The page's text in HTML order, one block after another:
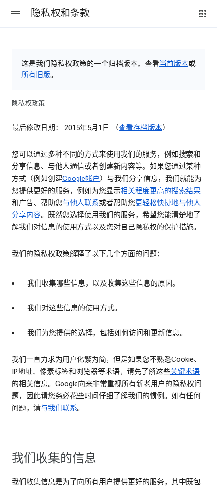
隐私权和条款
这是我们隐私权政策的一个归档版本。查看当前版本或
所有旧版。
隐私权政策
最后修改日期： 2015年5月1日 （查看存档版本）
您可以通过多种不同的方式来使用我们的服务，例如搜索和
分享信息、与他人通信或者创建新内容等。如果您通过某种
方式（例如创建Google帐户）与我们分享信息，我们就能为
您提供更好的服务，例如为您显示相关程度更高的搜索结果
和广告、帮助您与他人联系或者帮助您更轻松快捷地与他人
分享内容。既然您选择使用我们的服务，希望您能清楚地了
解我们对信息的使用方式以及您对自己隐私权的保护措施。
我们的隐私权政策解释了以下几个方面的问题：
我们收集哪些信息，以及收集这些信息的原因。
我们对这些信息的使用方式。
我们为您提供的选择，包括如何访问和更新信息。
我们一直力求为用户化繁为简，但是如果您不熟悉Cookie、
IP地址、像素标签和浏览器等术语，请先了解这些关键术语
的相关信息。Google向来非常重视所有新老用户的隐私权问
题，因此请您务必花些时间仔细了解我们的惯例。如有任何
问题，请与我们联系。
我们收集的信息
我们收集信息是为了向所有用户提供更好的服务，其中既包